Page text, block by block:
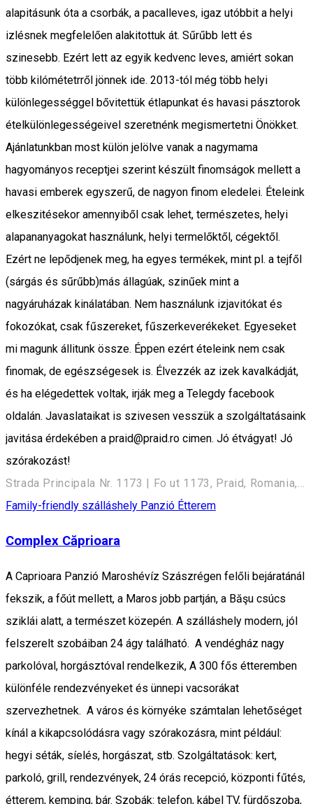
alapitásunk óta a csorbák, a pacalleves, igaz utóbbit a helyi
izlésnek megfelelően alakitottuk át. Sűrűbb lett és
szinesebb. Ezért lett az egyik kedvenc leves, amiért sokan
több kilómétetrről jönnek ide. 2013-tól még több helyi
különlegességgel bővitettük étlapunkat és havasi pásztorok
ételkülönlegességeivel szeretnénk megismertetni Önökket.
Ajánlatunkban most külön jelölve vanak a nagymama
hagyományos receptjei szerint készült finomságok mellett a
havasi emberek egyszerű, de nagyon finom eledelei. Ételeink
elkeszitésekor amennyiből csak lehet, természetes, helyi
alapananyagokat használunk, helyi termelőktől, cégektől.
Ezért ne lepődjenek meg, ha egyes termékek, mint pl. a tejfől
(sárgás és sűrűbb)más állagúak, szinűek mint a
nagyáruházak kinálatában. Nem használunk izjavitókat és
fokozókat, csak fűszereket, fűszerkeverékeket. Egyeseket
mi magunk állitunk össze. Éppen ezért ételeink nem csak
finomak, de egészségesek is. Élvezzék az izek kavalkádját,
és ha elégedettek voltak, irják meg a Telegdy facebook
oldalán. Javaslataikat is szivesen vesszük a szolgáltatásaink
javitása érdekében a praid@praid.ro cimen. Jó étvágyat! Jó
szórakozást!
Family-friendly szálláshely Panzió Étterem
Complex Căprioara
A Caprioara Panzió Maroshévíz Szászrégen felőli bejáratánál
fekszik, a főút mellett, a Maros jobb partján, a Băşu csúcs
sziklái alatt, a természet közepén. A szálláshely modern, jól
felszerelt szobáiban 24 ágy található. A vendégház nagy
parkolóval, horgásztóval rendelkezik, A 300 fős étteremben
különféle rendezvényeket és ünnepi vacsorákat
szervezhetnek. A város és környéke számtalan lehetőséget
kínál a kikapcsolódásra vagy szórakozásra, mint például:
hegyi séták, síelés, horgászat, stb. Szolgáltatások: kert,
parkoló, grill, rendezvények, 24 órás recepció, központi fűtés,
étterem, kemping, bár. Szobák: telefon, kábel TV, fürdőszoba,